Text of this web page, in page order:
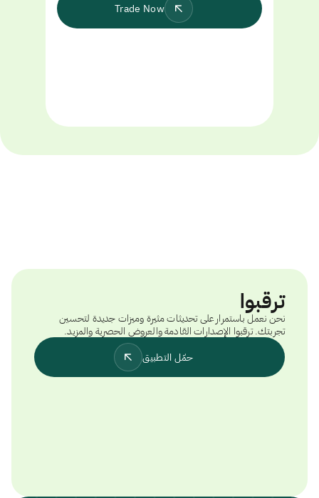
Trade Now
ترقبوا
نحن نعمل باستمرار على تحديثات مثيرة وميزات جديدة لتحسين
تجربتك. ترقبوا الإصدارات القادمة والعروض الحصرية والمزيد.
حمّل التطبيق